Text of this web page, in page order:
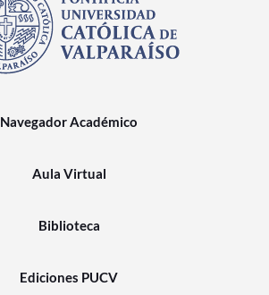
Navegador Académico
Aula Virtual
Biblioteca
Ediciones PUCV